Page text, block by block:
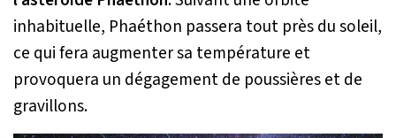
inhabituelle, Phaéthon passera tout près du soleil,
ce qui fera augmenter sa température et
provoquera un dégagement de poussières et de
gravillons.